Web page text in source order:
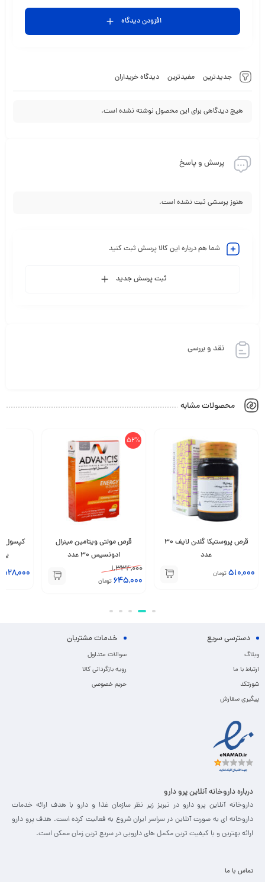
جدیدترین مفیدترین دیدگاه خریداران
هیچ دیدگاهی برای این محصول نوشته نشده است.
افزودن دیدگاه
پرسش و پاسخ
هنوز پرسشی ثبت نشده است.
شما هم درباره این کالا پرسش ثبت کنید
ثبت پرسش جدید
نقد و بررسی
محصولات مشابه
قرص پروستیکا گلدن لایف 30
عدد
510,000تومان
52%
قرص مولتی ویتامین مینرال
ادونسیس 30 عدد
1,334,000
645,000تومان
528,000
دسترسی سریع
وبلاگ
ارتباط با ما
شورتکد
پیگیری سفارش
خدمات مشتریان
سوالات متداول
رویه بازگردانی کالا
حریم خصوصی
درباره داروخانه آنلاین پرو دارو
داروخانه آنلاین پرو دارو در تبریز زیر نظر سازمان غذا و دارو با هدف ارائه خدمات
داروخانه ای به صورت آنلاین در سراسر ایران شروع به فعالیت کرده است. هدف پرو دارو
ارائه بهترین و با کیفیت ترین مکمل های دارویی در سریع ترین زمان ممکن است.
تماس با ما